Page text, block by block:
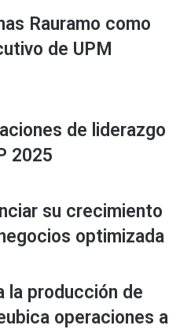
Rauramo como
de UPM
de liderazgo
2025
su crecimiento
optimizada
la producción de
operaciones a